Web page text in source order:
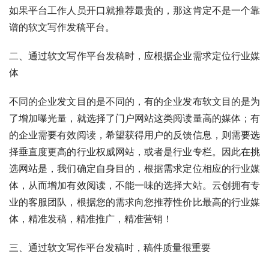
如果平台工作人员开口就推荐最贵的，那这肯定不是一个靠
谱的软文写作发稿平台。
二、通过软文写作平台发稿时，应根据企业需求定位行业媒
体
不同的企业发文目的是不同的，有的企业发布软文目的是为
了增加曝光量，就选择了门户网站这类阅读量高的媒体；有
的企业需要有效阅读，希望获得用户的反馈信息，则需要选
择垂直度更高的行业权威网站，或者是行业专栏。因此在挑
选网站是，我们确定自身目的，根据需求定位相应的行业媒
体，从而增加有效阅读，不能一味的选择大站。云创拥有专
业的客服团队，根据您的需求向您推荐性价比最高的行业媒
体，精准发稿，精准推广，精准营销！
三、通过软文写作平台发稿时，稿件质量很重要